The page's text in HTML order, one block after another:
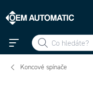
Koncové spínače